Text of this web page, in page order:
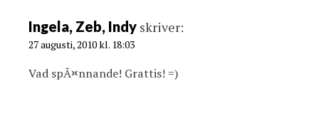
Ingela, Zeb, Indy skriver:
27 augusti, 2010 kl. 18:03
Vad spÃ¤nnande! Grattis! =)